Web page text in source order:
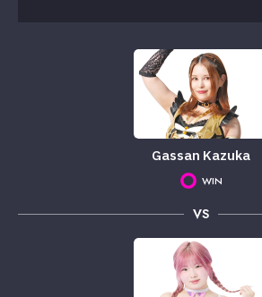
Gassan Kazuka
WIN
VS